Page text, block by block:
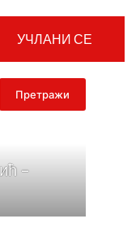
УЧЛАНИ СЕ
Претражи
-